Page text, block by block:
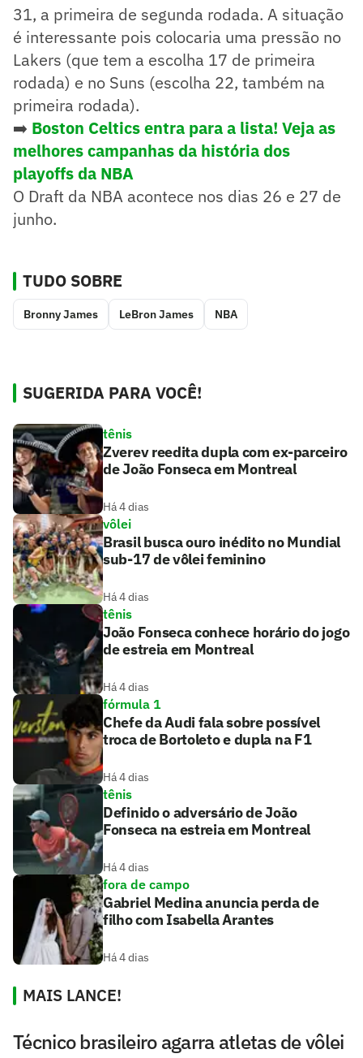
31, a primeira de segunda rodada. A situação
é interessante pois colocaria uma pressão no
Lakers (que tem a escolha 17 de primeira
rodada) e no Suns (escolha 22, também na
primeira rodada).
➡️ Boston Celtics entra para a lista! Veja as
melhores campanhas da história dos
playoffs da NBA
O Draft da NBA acontece nos dias 26 e 27 de
junho.
TUDO SOBRE
Bronny James LeBron James NBA
SUGERIDA PARA VOCÊ!
tênis
Zverev reedita dupla com ex-parceiro
de João Fonseca em Montreal
Há 4 dias
vôlei
Brasil busca ouro inédito no Mundial
sub-17 de vôlei feminino
Há 4 dias
tênis
João Fonseca conhece horário do jogo
de estreia em Montreal
Há 4 dias
fórmula 1
Chefe da Audi fala sobre possível
troca de Bortoleto e dupla na F1
Há 4 dias
tênis
Definido o adversário de João
Fonseca na estreia em Montreal
Há 4 dias
fora de campo
Gabriel Medina anuncia perda de
filho com Isabella Arantes
Há 4 dias
MAIS LANCE!
Técnico brasileiro agarra atletas de vôlei